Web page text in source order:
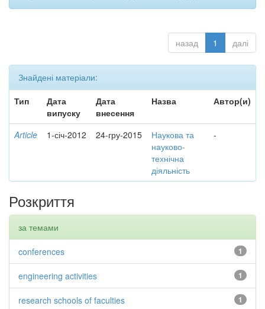
назад 1 далі
Знайдені матеріали:
Тип
Дата
випуску
Дата
внесення
Назва Автор(и)
Article 1-січ-2012 24-гру-2015
Наукова та
науково-
технічна
діяльність
-
Розкриття
за темами
1
conferences
1
engineering activities
1
research schools of faculties